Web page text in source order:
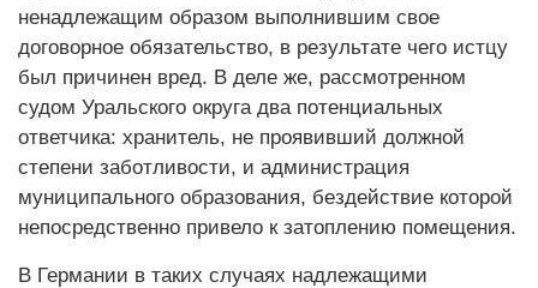
ненадлежащим образом выполнившим свое
договорное обязательство, в результате чего истцу
был причинен вред. В деле же, рассмотренном
судом Уральского округа два потенциальных
ответчика: хранитель, не проявивший должной
степени заботливости, и администрация
муниципального образования, бездействие которой
непосредственно привело к затоплению помещения.
В Германии в таких случаях надлежащими